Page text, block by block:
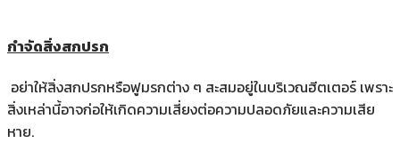
กำจัดสิ่งสกปรก
อย่าให้สิ่งสกปรกหรือฟูมรกต่าง ๆ สะสมอยู่ในบริเวณฮีตเตอร์ เพราะ
สิ่งเหล่านี้อาจก่อให้เกิดความเสี่ยงต่อความปลอดภัยและความเสีย
หาย.